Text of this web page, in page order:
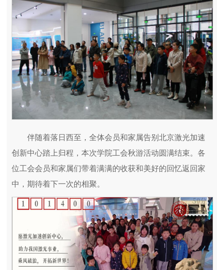
伴随着落日西至，全体会员和家属告别北京激光加速
创新中心踏上归程，本次学院工会秋游活动圆满结束。各
位工会会员和家属们带着满满的收获和美好的回忆返回家
中，期待着下一次的相聚。